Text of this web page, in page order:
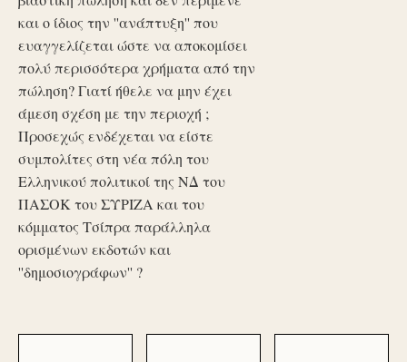
και ο ίδιος την ''ανάπτυξη'' που
ευαγγελίζεται ώστε να αποκομίσει
πολύ περισσότερα χρήματα από την
πώληση? Γιατί ήθελε να μην έχει
άμεση σχέση με την περιοχή ;
Προσεχώς ενδέχεται να είστε
συμπολίτες στη νέα πόλη του
Ελληνικού πολιτικοί της ΝΔ του
ΠΑΣΟΚ του ΣΥΡΙΖΑ και του
κόμματος Τσίπρα παράλληλα
ορισμένων εκδοτών και
''δημοσιογράφων'' ?